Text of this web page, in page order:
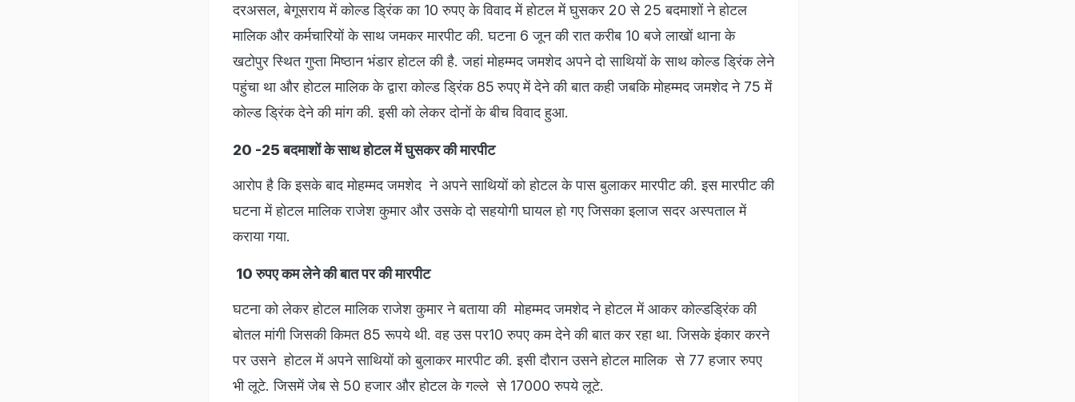
दरअसल, बेगूसराय में कोल्ड ड्रिंक का 10 रुपए के विवाद में होटल में घुसकर 20 से 25 बदमाशों ने होटल
मालिक और कर्मचारियों के साथ जमकर मारपीट की. घटना 6 जून की रात करीब 10 बजे लाखों थाना के
खटोपुर स्थित गुप्ता मिष्ठान भंडार होटल की है. जहां मोहम्मद जमशेद अपने दो साथियों के साथ कोल्ड ड्रिंक लेने
पहुंचा था और होटल मालिक के द्वारा कोल्ड ड्रिंक 85 रुपएमें देने की बात कही जबकि मोहम्मद जमशेद ने 75 में
कोल्ड ड्रिंक देने की मांग की. इसी को लेकर दोनों के बीच विवाद हुआ.
20 -25 बदमाशों के साथ होटल में घुसकर की मारपीट
आरोप है कि इसके बाद मोहम्मद जमशेद ने अपने साथियों को होटल के पास बुलाकर मारपीट की. इस मारपीट की
घटना में होटल मालिक राजेश कुमार और उसके दो सहयोगी घायल हो गए जिसका इलाज सदर अस्पताल में
कराया गया.
10 रुपए कम लेने की बात पर की मारपीट
घटना को लेकर होटल मालिक राजेश कुमार ने बताया की मोहम्मद जमशेद ने होटल में आकर कोल्डड्रिंक की
बोतल मांगी जिसकी किमत 85 रूपये थी. वह उस पर10 रुपए कम देने की बात कर रहा था. जिसके इंकार करने
पर उसने होटल में अपने साथियों को बुलाकर मारपीट की. इसी दौरान उसने होटल मालिक से 77 हजार रुपए
भी लूटे. जिसमें जेब से 50 हजार और होटल के गल्ले से 17000 रुपये लूटे.